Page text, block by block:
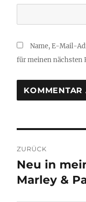
Name, E-Mail-
für meinen nächsten
ZURÜCK
Vorheriger
Beitrag:
Neu in
Marley &